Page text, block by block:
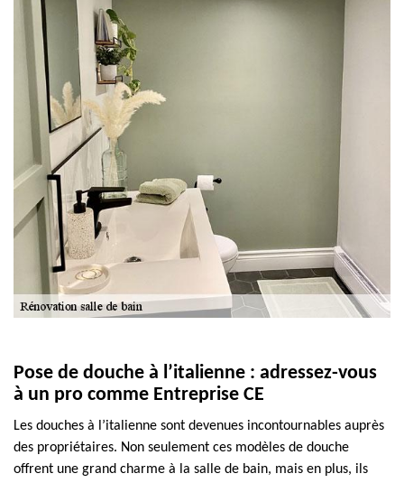
Pose de douche à l’italienne : adressez-vous
à un pro comme Entreprise CE
Les douches à l’italienne sont devenues incontournables auprès
des propriétaires. Non seulement ces modèles de douche
offrent une grand charme à la salle de bain, mais en plus, ils